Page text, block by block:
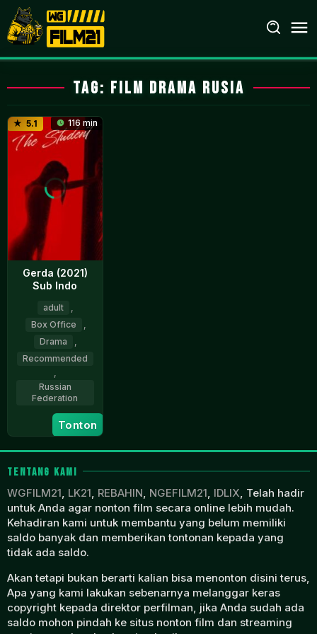
Loncat
ke
konten
Tag: film drama Rusia
5.1 116 min
Gerda (2021)
Sub Indo
adult
Box Office
Drama
Recommended
Russian
Federation
14
Oct
2021
Natalya
Kudryashova
Tonton
TENTANG KAMI
WGFILM21, LK21, REBAHIN, NGEFILM21, IDLIX, Telah hadir
untuk Anda agar nonton film secara online lebih mudah.
Kehadiran kami untuk membantu yang belum memiliki
saldo banyak dan memberikan tontonan kepada yang
tidak ada saldo.
Akan tetapi bukan berarti kalian bisa menonton disini terus,
Apa yang kami lakukan sebenarnya melanggar keras
copyright kepada direktor perfilman, jika Anda sudah ada
saldo mohon pindah ke situs nonton film dan streaming